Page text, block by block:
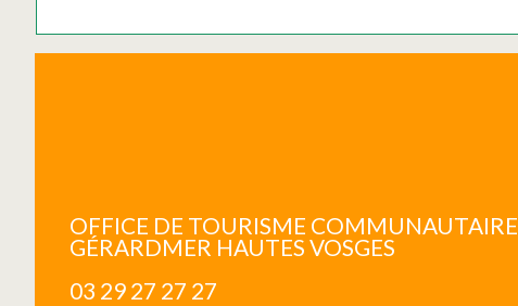
OFFICE DE TOURISME COMMUNAUTAIRE
GÉRARDMER HAUTES VOSGES
03 29 27 27 27